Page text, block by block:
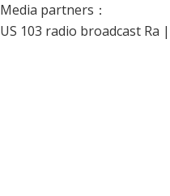
Media partners：
US 103 radio broadcast Ra |